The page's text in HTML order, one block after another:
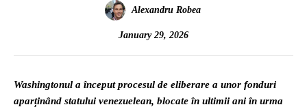
Alexandru Robea
January 29, 2026
Washingtonul a început procesul de eliberare a unor fonduri
aparținând statului venezuelean, blocate în ultimii ani în urma